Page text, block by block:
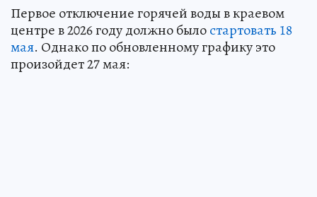
Первое отключение горячей воды в краевом
центре в 2026 году должно былостартовать 18
мая. Однако по обновленному графику это
произойдет 27 мая: